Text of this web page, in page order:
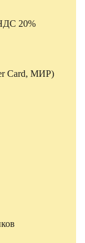
20%
Card, МИР)